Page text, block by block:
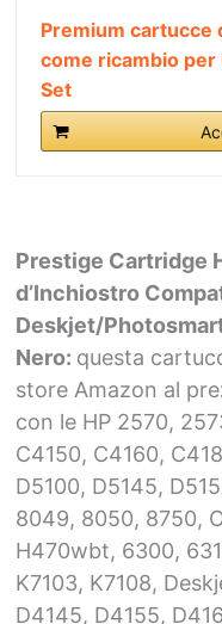
Premium cartucce
come ricambio per
Set
Prestige Cartridge
d’Inchiostro
Deskjet/
Nero: questa
store Amazon al
con le HP 2570,
C4150, C4160,
D5100, D5145,
8049, 8050, 8750,
H470wbt, 6300,
K7103, K7108,
D4145, D4155,